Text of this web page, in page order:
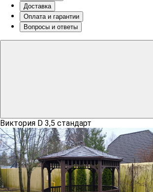
Доставка
Оплата и гарантии
Вопросы и ответы
Виктория D 3,5 стандарт